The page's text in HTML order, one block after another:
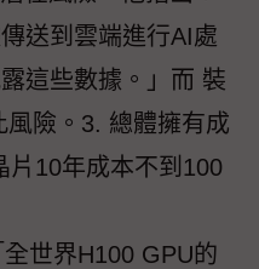
送到雲端進行AI處
這些數據。」而 裝
險。3. 總體擁有成
片10年成本不到100
世界H100 GPU的